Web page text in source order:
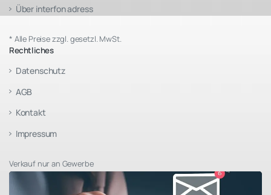
Über interfon adress
* Alle Preise zzgl. gesetzl. MwSt.
Rechtliches
Datenschutz
AGB
Kontakt
Impressum
Verkauf nur an Gewerbe